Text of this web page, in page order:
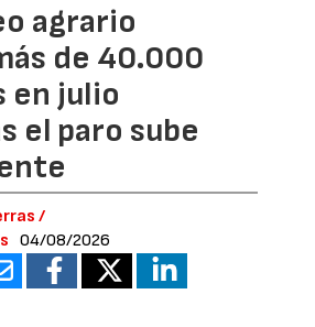
agrario
de 40.000
en julio
el paro sube
/
04/08/2026